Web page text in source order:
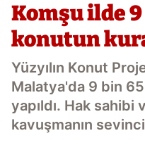
Komşu ilde
konutun
Yüzyılın Konut
Malatya'da 9 bin
yapıldı. Hak
kavuşmanın